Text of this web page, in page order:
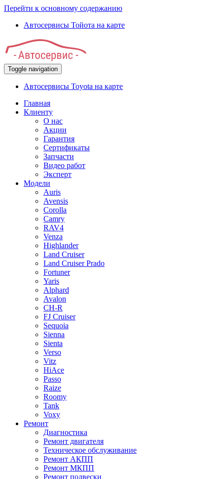
Перейти к основному содержанию
Автосервисы Тойота на карте
Toggle navigation
Автосервисы Toyota на карте
Главная
Клиенту
О нас
Акции
Гарантия
Сертификаты
Запчасти
Видео работ
Эксперт
Модели
Auris
Avensis
Corolla
Camry
RAV4
Venza
Highlander
Land Cruiser
Land Cruiser Prado
Fortuner
Yaris
Alphard
Avalon
CH-R
FJ Cruiser
Sequoia
Sienna
Sienta
Verso
Vitz
HiAce
Passo
Raize
Roomy
Tank
Voxy
Ремонт
Диагностика
Ремонт двигателя
Техническое обслуживание
Ремонт АКПП
Ремонт МКПП
Ремонт подвески